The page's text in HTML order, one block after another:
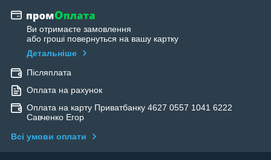
Ви отримаєте замовлення
або гроші повернуться на вашу картку
Детальніше
Післяплата
Оплата на рахунок
Оплата на карту Приватбанку 4627 0557 1041 6222
Савченко Егор
Всі умови оплати